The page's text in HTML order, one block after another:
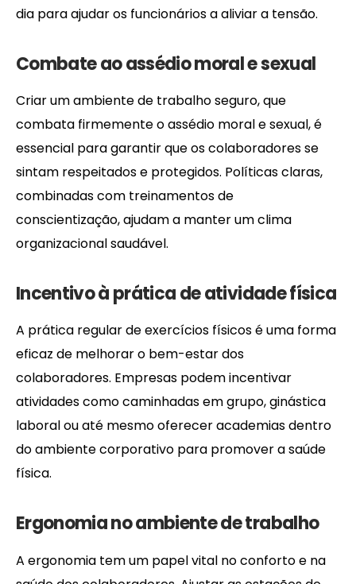
dia para ajudar os funcionários a aliviar a tensão.
Combate ao assédio moral e sexual
Criar um ambiente de trabalho seguro, que
combata firmemente o assédio moral e sexual, é
essencial para garantir que os colaboradores se
sintam respeitados e protegidos. Políticas claras,
combinadas com treinamentos de
conscientização, ajudam a manter um clima
organizacional saudável.
Incentivo à prática de atividade física
A prática regular de exercícios físicos é uma forma
eficaz de melhorar o bem-estar dos
colaboradores. Empresas podem incentivar
atividades como caminhadas em grupo, ginástica
laboral ou até mesmo oferecer academias dentro
do ambiente corporativo para promover a saúde
física.
Ergonomia no ambiente de trabalho
A ergonomia tem um papel vital no conforto e na